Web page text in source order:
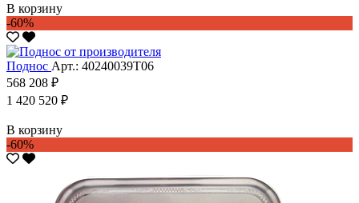
В корзину
-60%
Поднос Арт.: 40240039Т06
568 208 ₽
1 420 520 ₽
В корзину
-60%